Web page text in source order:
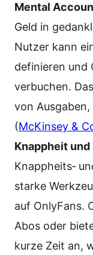
Mental
Geld in
Nutzer kann
definieren und
verbuchen.
von
(McKinsey &
Knappheit
Knappheits‑
starke
auf OnlyFans.
Abos oder
kurze Zeit an,